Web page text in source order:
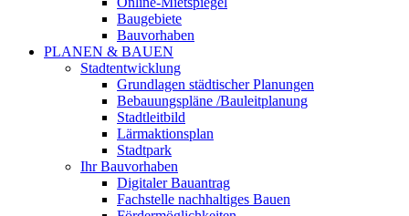
Baugebiete
Bauvorhaben
PLANEN & BAUEN
Stadtentwicklung
Grundlagen städtischer Planungen
Bebauungspläne /Bauleitplanung
Stadtleitbild
Lärmaktionsplan
Stadtpark
Ihr Bauvorhaben
Digitaler Bauantrag
Fachstelle nachhaltiges Bauen